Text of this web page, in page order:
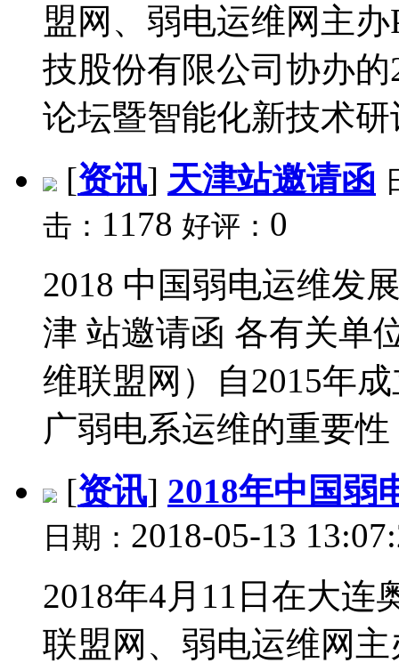
盟网、弱电运维网主
技股份有限公司协办
论坛暨智能化新技术
[资讯] 天津站邀请函
击： 1178 好评： 0
2018 中国弱电运维发
津 站邀请函 各有关单
维联盟网）自2015年
广弱电系运维的重要
[资讯] 2018年中国弱
日期： 2018-05-13
2018年4月11日在大连
联盟网、弱电运维网